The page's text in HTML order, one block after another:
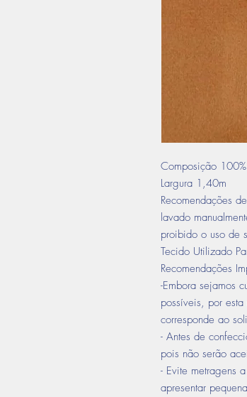
Composição
Largura 1,40m
Recomendações
lavado
proibido o uso de
Tecido Utilizado
Recomendações
-Embora sejamos
possíveis, por
corresponde ao
- Antes de
pois não serão
- Evite metragens
apresentar